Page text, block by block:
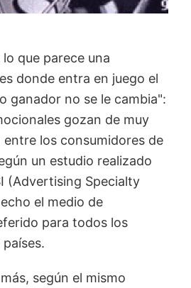
que parece una
donde entra en juego el
ganador no se le cambia":
gozan de muy
los consumidores de
un estudio realizado
(Advertising Specialty
el medio de
para todos los
según el mismo